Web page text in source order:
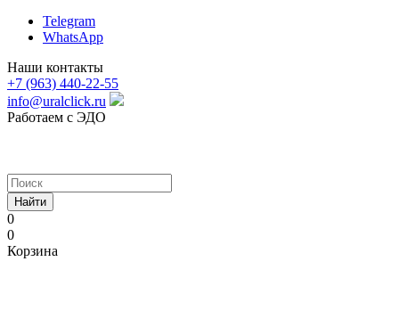
Telegram
WhatsApp
Наши контакты
+7 (963) 440-22-55
info@uralclick.ru
Работаем с ЭДО
Найти
0
0
Корзина